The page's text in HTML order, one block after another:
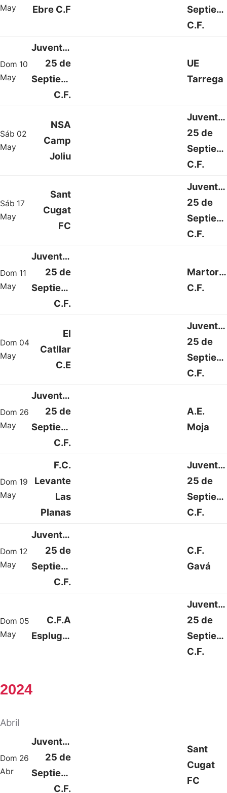
May
Ebre C.F
C.F.
Dom 10
May
Juventud
25 de
Septiembre
C.F.
UE
Tarrega
Sáb 02
May
NSA
Camp
Joliu
25 de
C.F.
Sáb 17
May
Sant
Cugat
FC
25 de
C.F.
Dom 11
May
Juventud
25 de
Septiembre
C.F.
C.F.
Dom 04
May
El
Catllar
C.E
25 de
C.F.
Dom 26
May
Juventud
25 de
Septiembre
C.F.
A.E.
Moja
Dom 19
May
F.C.
Levante
Las
Planas
25 de
C.F.
Dom 12
May
Juventud
25 de
Septiembre
C.F.
C.F.
Gavá
Dom 05
May
C.F.A
Espluguenc
25 de
C.F.
2024
Abril
Dom 26
Abr
Juventud
25 de
Septiembre
C.F.
Sant
Cugat
FC